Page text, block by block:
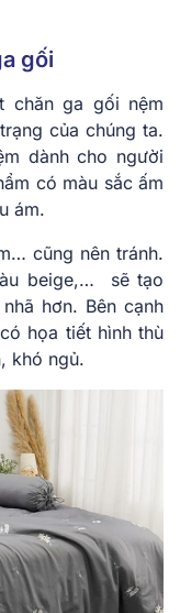
gối
chăn ga gối nệm
của chúng ta.
dành cho người
có màu sắc ấm
ám.
cũng nên tránh.
beige,… sẽ tạo
hơn. Bên cạnh
họa tiết hình thù
khó ngủ.